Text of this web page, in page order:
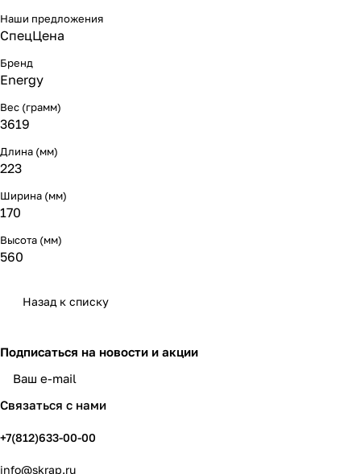
Наши предложения
СпецЦена
Бренд
Energy
Вес (грамм)
3619
Длина (мм)
223
Ширина (мм)
170
Высота (мм)
560
Назад к списку
Подписаться на новости и акции
Связаться с нами
+7(812)633-00-00
info@skrap.ru